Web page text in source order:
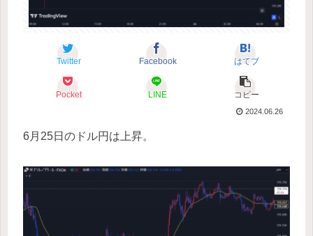
Twitter Facebook はてブ
Pocket LINE コピー
2024.06.26
6月25日のドル円は上昇。